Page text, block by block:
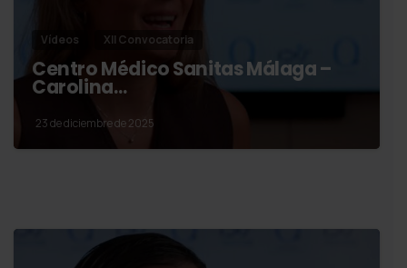
Vídeos XII Convocatoria
Centro Médico Sanitas Málaga –
Carolina…
23 de diciembre de 2025